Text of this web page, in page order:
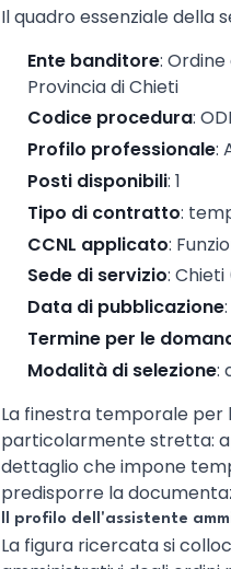
Il quadro essenziale della
Ente banditore:
Provincia di Chieti
Codice procedura:
Profilo professionale:
Posti disponibili: 1
Tipo di contratto:
CCNL applicato:
Sede di servizio:
Data di pubblicazione
Termine per le
Modalità di selezione:
La finestra temporale per
particolarmente stretta:
dettaglio che impone
predisporre la
Il profilo dell'assistente
La figura ricercata si